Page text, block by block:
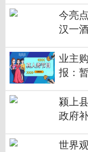
今亮
汉一
业主
报：
颍上
政府
世界